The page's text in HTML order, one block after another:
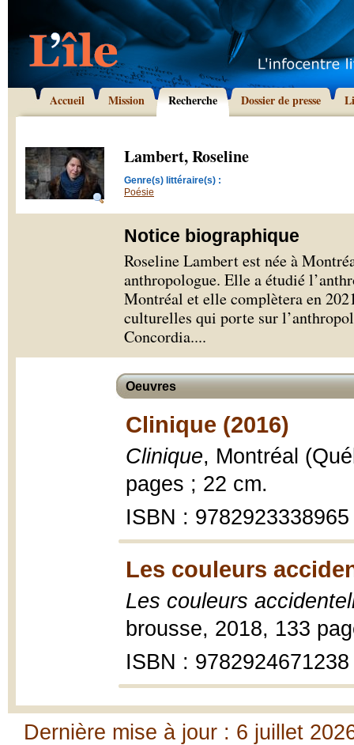
Accueil Mission Recherche Dossier de presse
Lambert, Roseline
Genre(s) littéraire(s) :
Poésie
Notice biographique
Roseline Lambert est née à
anthropologue. Elle a étudié
Montréal et elle complètera en
culturelles qui porte sur
Concordia....
Oeuvres
Clinique (2016)
Clinique, Montréal
pages ; 22 cm.
ISBN : 9782923338965
Les couleurs
Les couleurs
brousse, 2018, 133
ISBN : 9782924671238
Dernière mise à jour : 6 juillet